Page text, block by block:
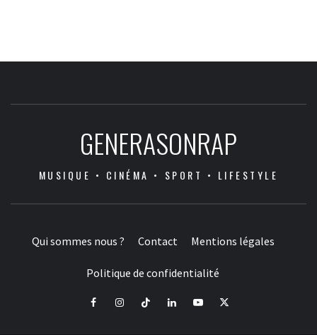
GENERASONRAP
MUSIQUE • CINÉMA • SPORT • LIFESTYLE
Qui sommes nous ? Contact Mentions légales
Politique de confidentialité
FacebookInstagramTiktok LinkedInYoutube
X